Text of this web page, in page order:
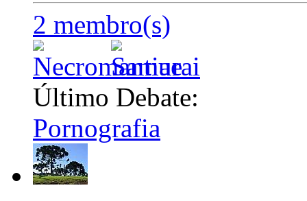
2 membro(s)
Último Debate:
Pornografia